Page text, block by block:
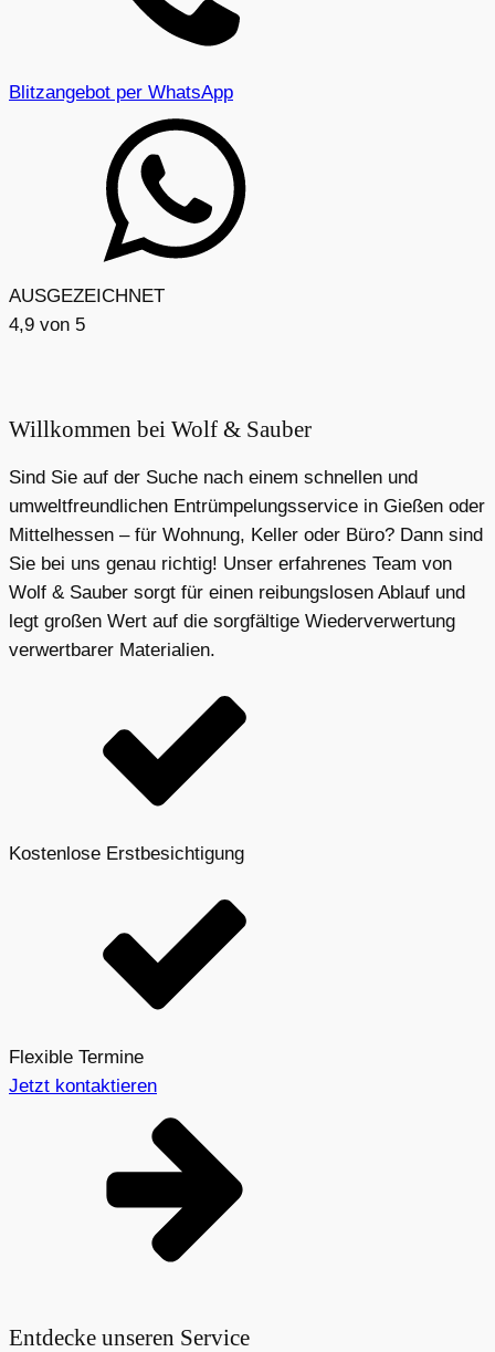
Blitzangebot per WhatsApp
AUSGEZEICHNET
4,9 von 5
Willkommen bei Wolf & Sauber
Sind Sie auf der Suche nach einem schnellen und
umweltfreundlichen Entrümpelungsservice in Gießen oder
Mittelhessen – für Wohnung, Keller oder Büro? Dann sind
Sie bei uns genau richtig! Unser erfahrenes Team von
Wolf & Sauber sorgt für einen reibungslosen Ablauf und
legt großen Wert auf die sorgfältige Wiederverwertung
verwertbarer Materialien.
Kostenlose Erstbesichtigung
Flexible Termine
Jetzt kontaktieren
Entdecke unseren Service